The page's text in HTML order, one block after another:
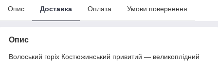
Опис Доставка Оплата Умови повернення
Опис
Волоський горіх Костюжинський привитий — великоплідний